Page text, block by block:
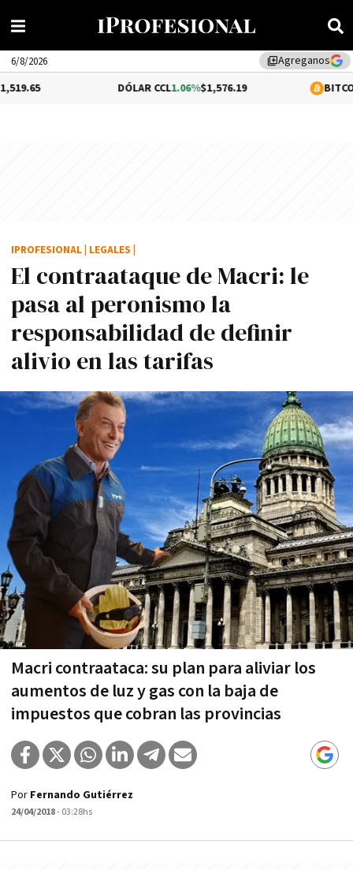
library_addAgreganos
6/8/2026
1.06%$1,576.19 0.26%
El contraataque de Macri: le
pasa al peronismo la
responsabilidad de definir
alivio en las tarifas
Macri contraataca: su plan para aliviar los
aumentos de luz y gas con la baja de
impuestos que cobran las provincias
IPROFESIONAL LEGALES
Por Fernando Gutiérrez
24/04/2018- 03:28hs